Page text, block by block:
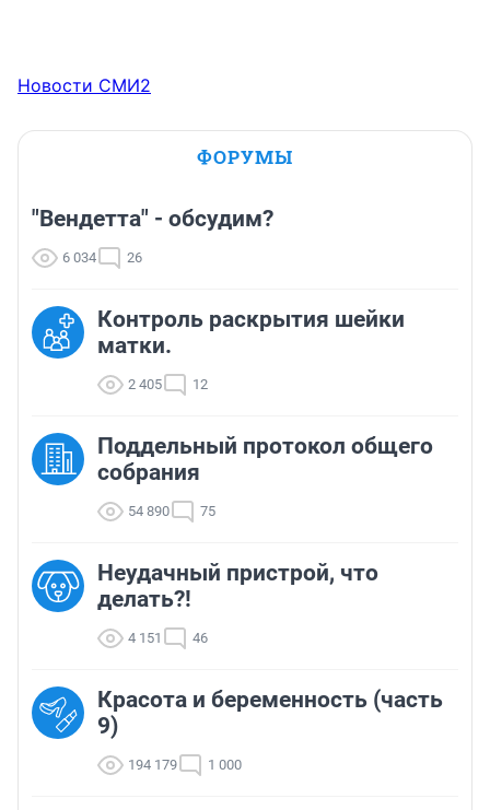
Новости СМИ2
ФОРУМЫ
"Вендетта" - обсудим?
6 034 26
Контроль раскрытия шейки
матки.
2 405 12
Поддельный протокол общего
собрания
54 890 75
Неудачный пристрой, что
делать?!
4 151 46
Красота и беременность (часть
9)
194 179 1 000